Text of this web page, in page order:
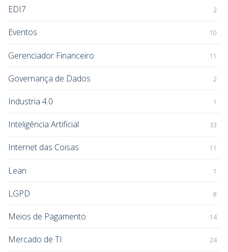
EDI7 2
Eventos 10
Gerenciador Financeiro 11
Governança de Dados 2
Industria 4.0 1
Inteligência Artificial 33
Internet das Coisas 11
Lean 1
LGPD 8
Meios de Pagamento 14
Mercado de TI 24